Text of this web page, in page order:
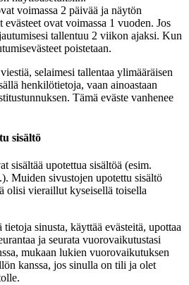
voimassa 2 päivää ja näytön
ovat voimassa 1 vuoden. Jos
tallentuu 2 viikon ajaksi. Kun
poistetaan.
selaimesi tallentaa ylimääräisen
henkilötietoja, vaan ainoastaan
Tämä eväste vanhenee
sisältö
sisältää upotettua sisältöä (esim.
Muiden sivustojen upotettu sisältö
olisi vieraillut kyseisellä toisella
sinusta, käyttää evästeitä, upottaa
ja seurata vuorovaikutustasi
mukaan lukien vuorovaikutuksen
kanssa, jos sinulla on tili ja olet